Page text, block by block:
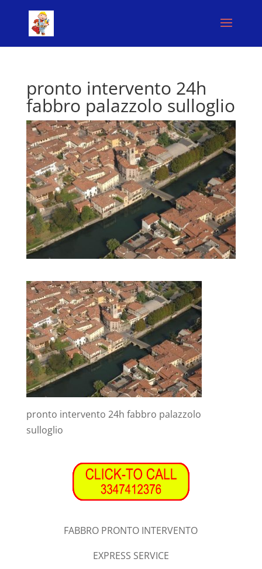
pronto intervento 24h
fabbro palazzolo sulloglio
pronto intervento 24h fabbro palazzolo
sulloglio
FABBRO PRONTO INTERVENTO
EXPRESS SERVICE